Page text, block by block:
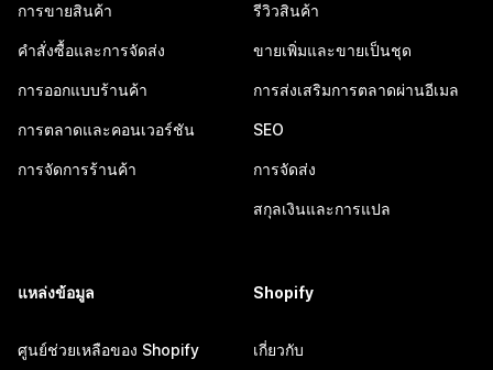
การขายสินค้า
คำสั่งซื้อและการจัดส่ง
การออกแบบร้านค้า
การตลาดและคอนเวอร์ชัน
การจัดการร้านค้า
รีวิวสินค้า
ขายเพิ่มและขายเป็นชุด
การส่งเสริมการตลาดผ่านอีเมล
SEO
การจัดส่ง
สกุลเงินและการแปล
แหล่งข้อมูล
ศูนย์ช่วยเหลือของ Shopify
Shopify
เกี่ยวกับ